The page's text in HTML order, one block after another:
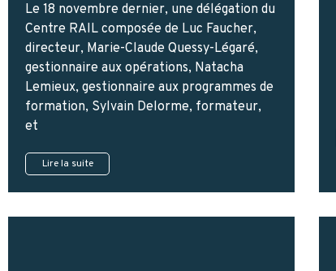
Le 18 novembre dernier, une délégation du
Centre RAIL composée de Luc Faucher,
directeur, Marie-Claude Quessy-Légaré,
gestionnaire aux opérations, Natacha
Lemieux, gestionnaire aux programmes de
formation, Sylvain Delorme, formateur,
et
Lire la suite